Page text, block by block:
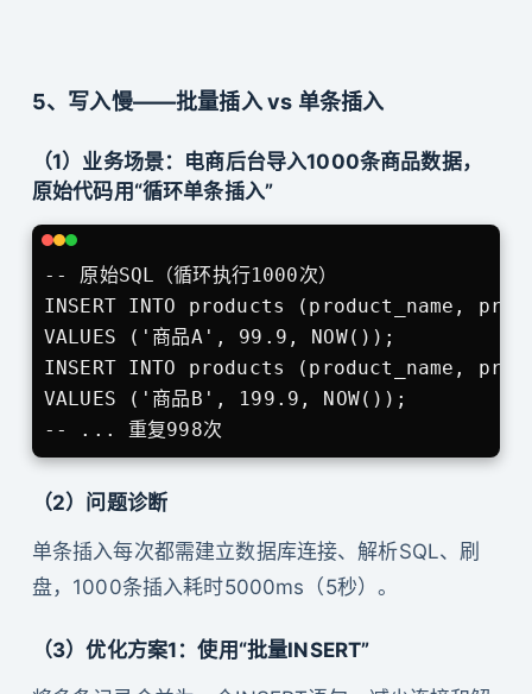
5、写入慢——批量插入 vs 单条插入
（1）业务场景：电商后台导入1000条商品数据，
原始代码用“循环单条插入”
-- 原始SQL（循环执行1000次）
INSERT INTO products (product_name,
VALUES ('商品A', 99.9, NOW());
INSERT INTO products (product_name,
VALUES ('商品B', 199.9, NOW());
-- ... 重复998次
（2）问题诊断
单条插入每次都需建立数据库连接、解析SQL、刷
盘，1000条插入耗时5000ms（5秒）。
（3）优化方案1：使用“批量INSERT”